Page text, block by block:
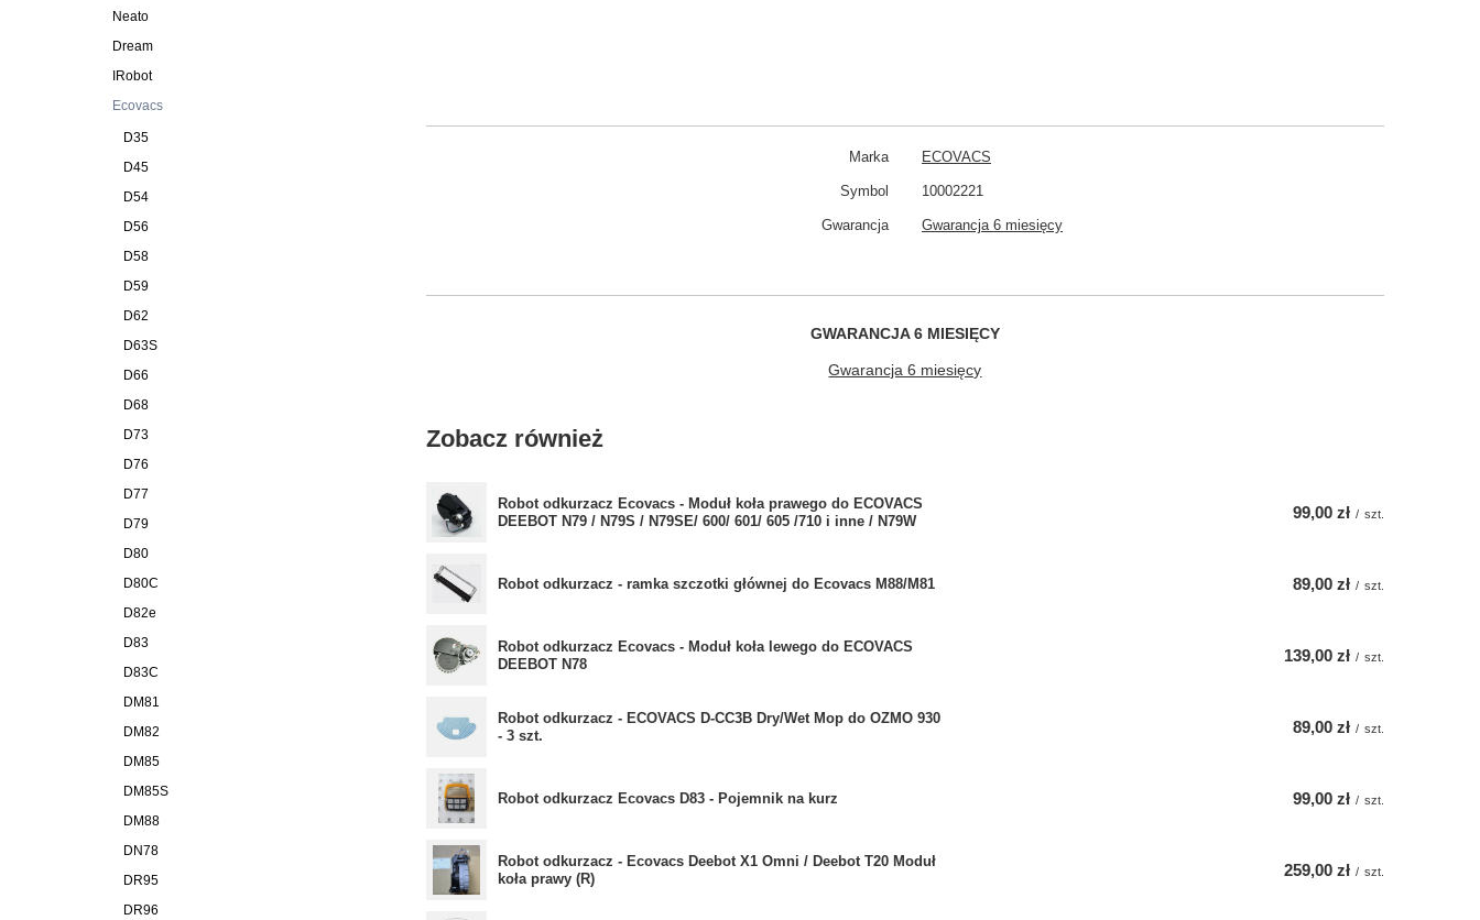
Neato
Dream
IRobot
Ecovacs
D35
D45
D54
D56
D58
D59
D62
D63S
D66
D68
D73
D76
D77
D79
D80
D80C
D82e
D83
D83C
DM81
DM82
DM85
DM85S
DM88
DN78
DR95
DR96
Marka ECOVACS
Symbol 10002221
Gwarancja Gwarancja 6 miesięcy
GWARANCJA 6 MIESIĘCY
Gwarancja 6 miesięcy
Zobacz również
Robot odkurzacz Ecovacs - Moduł koła prawego do ECOVACS
DEEBOT N79 / N79S / N79SE/ 600/ 601/ 605 /710 i inne / N79W
99,00 zł / szt.
Robot odkurzacz - ramka szczotki głównej do Ecovacs M88/M81 89,00 zł / szt.
Robot odkurzacz Ecovacs - Moduł koła lewego do ECOVACS
DEEBOT N78
139,00 zł / szt.
Robot odkurzacz - ECOVACS D-CC3B Dry/Wet Mop do OZMO 930
- 3 szt.
89,00 zł / szt.
Robot odkurzacz Ecovacs D83 - Pojemnik na kurz 99,00 zł / szt.
Robot odkurzacz - Ecovacs Deebot X1 Omni / Deebot T20 Moduł
koła prawy (R)
259,00 zł / szt.